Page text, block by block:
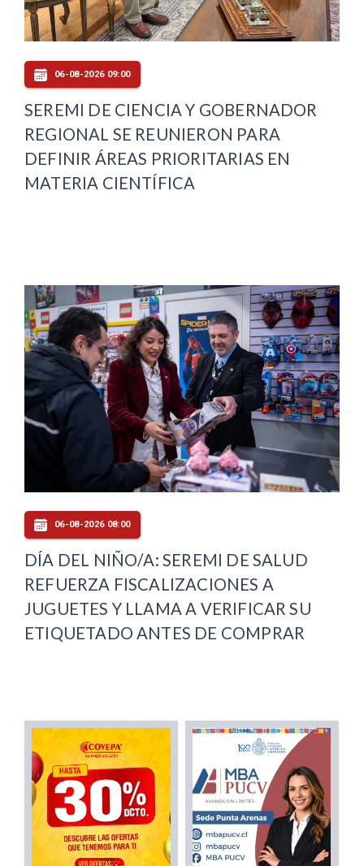
06-08-2026 09:00
SEREMI DE CIENCIA Y GOBERNADOR
REGIONAL SE REUNIERON PARA
DEFINIR ÁREAS PRIORITARIAS EN
MATERIA CIENTÍFICA
06-08-2026 08:00
DÍA DEL NIÑO/A: SEREMI DE SALUD
REFUERZA FISCALIZACIONES A
JUGUETES Y LLAMA A VERIFICAR SU
ETIQUETADO ANTES DE COMPRAR